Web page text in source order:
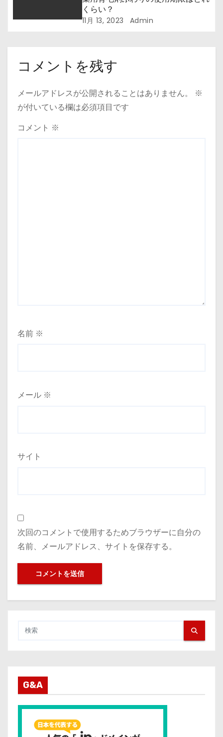
くらい？
11月 13, 2023 Admin
コメントを残す
メールアドレスが公開されることはありません。
※
が付いている欄は必須項目です
コメント ※
名前 ※
メール ※
サイト
次回のコメントで使用するためブラウザーに自分の
名前、メールアドレス、サイトを保存する。
G&A